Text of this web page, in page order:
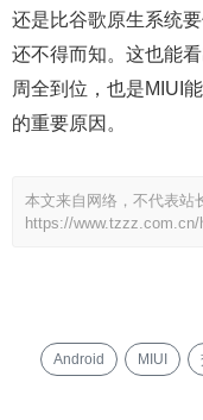
还是比谷歌原生系统
还不得而知。这也能
周全到位，也是MIUI
的重要原因。
本文来自网络，不代表站
https://
Android MIUI